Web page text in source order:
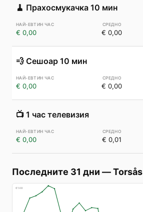
🧹 Прахосмукачка 10 мин
€ 0,00 € 0,00
💨 Сешоар 10 мин
€ 0,00 € 0,00
📺 1 час телевизия
€ 0,00 € 0,01
Последните 31 дни —Torsås
€148